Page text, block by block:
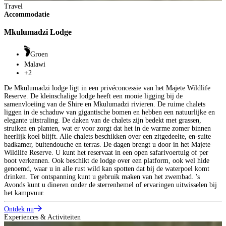
Travel
Accommodatie
Mkulumadzi Lodge
Groen
Malawi
+2
De Mkulumadzi lodge ligt in een privéconcessie van het Majete Wildlife
Reserve. De kleinschalige lodge heeft een mooie ligging bij de
samenvloeiing van de Shire en Mkulumadzi rivieren. De ruime chalets
liggen in de schaduw van gigantische bomen en hebben een natuurlijke en
elegante uitstraling. De daken van de chalets zijn bedekt met grassen,
struiken en planten, wat er voor zorgt dat het in de warme zomer binnen
heerlijk koel blijft. Alle chalets beschikken over een zitgedeelte, en-suite
badkamer, buitendouche en terras. De dagen brengt u door in het Majete
Wildlife Reserve. U kunt het reservaat in een open safarivoertuig of per
boot verkennen. Ook beschikt de lodge over een platform, ook wel hide
genoemd, waar u in alle rust wild kan spotten dat bij de waterpoel komt
drinken. Ter ontspanning kunt u gebruik maken van het zwembad. 's
Avonds kunt u dineren onder de sterrenhemel of ervaringen uitwisselen bij
het kampvuur.
Ontdek nu
Experiences & Activiteiten